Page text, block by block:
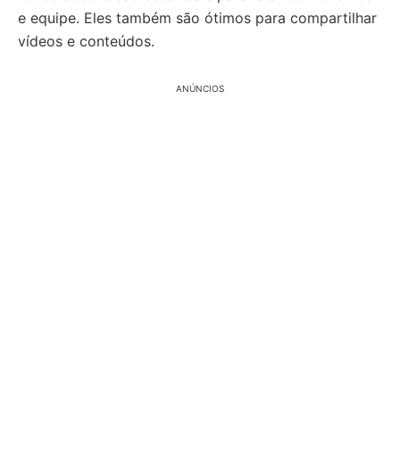
e equipe. Eles também são ótimos para compartilhar
vídeos e conteúdos.
ANÚNCIOS